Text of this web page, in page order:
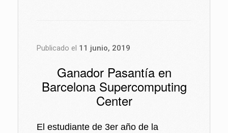
Publicado el 11 junio, 2019
Ganador Pasantía en
Barcelona Supercomputing
Center
El estudiante de 3er año de la